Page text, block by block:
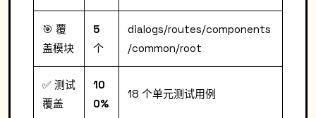
🎯 覆
盖模块
5
个
dialogs/routes/components
/common/root
✅ 测试
覆盖
10
0%
18 个单元测试用例